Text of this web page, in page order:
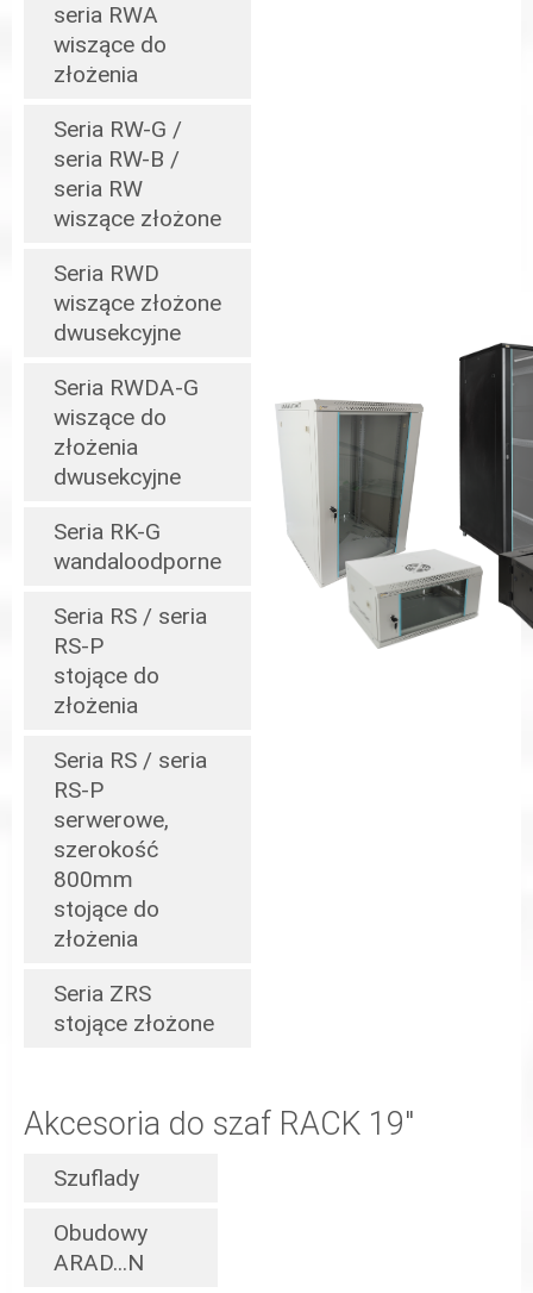
seria RWA
wiszące do
złożenia
Seria RW-G /
seria RW-B /
seria RW
wiszące złożone
Seria RWD
wiszące złożone
dwusekcyjne
Seria RWDA-G
wiszące do
złożenia
dwusekcyjne
Seria RK-G
wandaloodporne
Seria RS / seria
RS-P
stojące do
złożenia
Seria RS / seria
RS-P
serwerowe,
szerokość
800mm
stojące do
złożenia
Seria ZRS
stojące złożone
Akcesoria do szaf RACK 19"
Szuflady
Obudowy
ARAD...N